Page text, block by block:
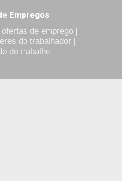
conteúdo principal
Empregos
de emprego |
do trabalhador |
de trabalho